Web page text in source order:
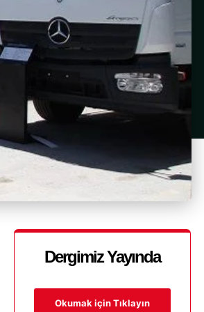
Dergimiz Yayında
Okumak için Tıklayın